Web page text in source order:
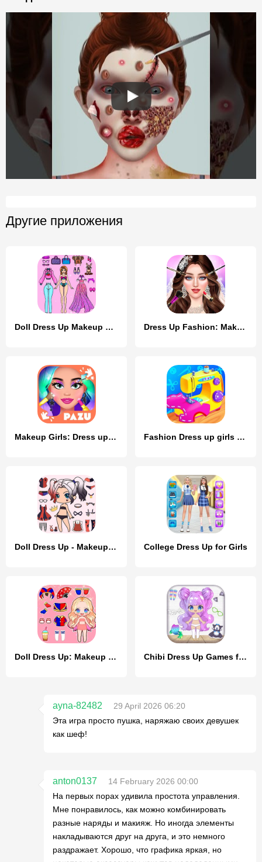
Другие приложения
Doll Dress Up Makeup Girl Game Dress Up Fashion: Makeup Games
Makeup Girls: Dress up games Fashion Dress up girls games
Doll Dress Up - Makeup Games College Dress Up for Girls
Doll Dress Up: Makeup Games Chibi Dress Up Games for Girls
ayna-82482
29 April 2026 06:20
Эта игра просто пушка, наряжаю своих девушек
как шеф!
anton0137
14 February 2026 00:00
На первых порах удивила простота управления.
Мне понравилось, как можно комбинировать
разные наряды и макияж. Но иногда элементы
накладываются друг на друга, и это немного
раздражает. Хорошо, что графика яркая, но